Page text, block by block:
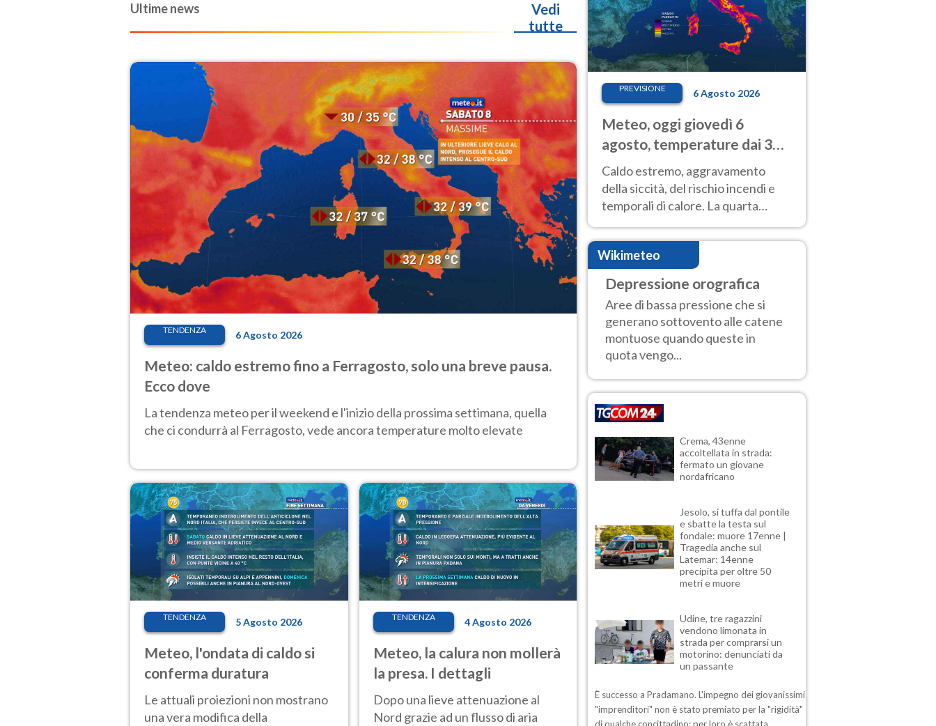
Ultime news
Vedi
tutte
TENDENZA 6 Agosto 2026
Meteo: caldo estremo fino a Ferragosto, solo una breve pausa.
Ecco dove
La tendenza meteo per il weekend e l'inizio della prossima settimana, quella
che ci condurrà al Ferragosto, vede ancora temperature molto elevate
TENDENZA 5 Agosto 2026
Meteo, l'ondata di caldo si
conferma duratura
Le attuali proiezioni non mostrano
una vera modifica della
TENDENZA 4 Agosto 2026
Meteo, la calura non mollerà
la presa. I dettagli
Dopo una lieve attenuazione al
Nord grazie ad un flusso di aria
PREVISIONE 6 Agosto 2026
Meteo, oggi giovedì 6
agosto, temperature dai 33
ai 40 gradi
Caldo estremo, aggravamento
della siccità, del rischio incendi e
temporali di calore. La quarta
intensa ondata di calore non dà
tregua e durerà fino Ferragosto
Wikimeteo
Depressione orografica
Aree di bassa pressione che si
generano sottovento alle catene
montuose quando queste in
quota vengo...
Crema, 43enne
accoltellata in strada:
fermato un giovane
nordafricano
Jesolo, si tuffa dal pontile
e sbatte la testa sul
fondale: muore 17enne |
Tragedia anche sul
Latemar: 14enne
precipita per oltre 50
metri e muore
Udine, tre ragazzini
vendono limonata in
strada per comprarsi un
motorino: denunciati da
un passante
È successo a Pradamano. L'impegno dei giovanissimi
"imprenditori" non è stato premiato per la "rigidità"